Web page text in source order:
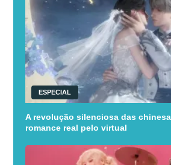
ESPECIAL
A revolução silenciosa das
romance real pelo virtual